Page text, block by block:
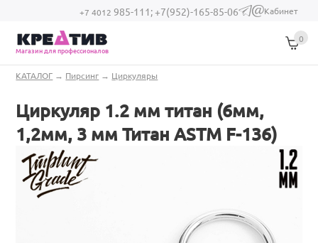
Перейти к основному содержанию
+7 4012 985-111;+7(952)-165-85-06
(link sends e-
Кабинет
Магазин для профессионалов
0
Вы здесь
КАТАЛОГ → Пирсинг → Циркуляры
Циркуляр 1.2 мм титан (6мм,
1,2мм, 3 мм Титан ASTM F-136)